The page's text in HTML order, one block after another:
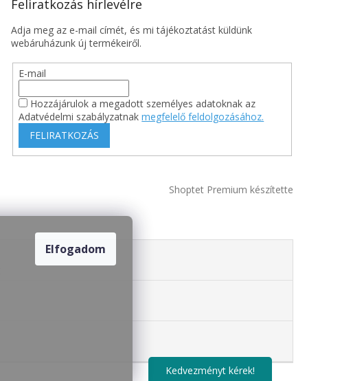
Elfogadom
Feliratkozás hírlevélre
Adja meg az e-mail címét, és mi tájékoztatást küldünk
webáruházunk új termékeiről.
E-mail
Hozzájárulok a megadott személyes adatoknak az
Adatvédelmi szabályzatnakmegfelelő feldolgozásához.
FELIRATKOZÁS
Shoptet Premium készítette
Kedvezményt kérek!